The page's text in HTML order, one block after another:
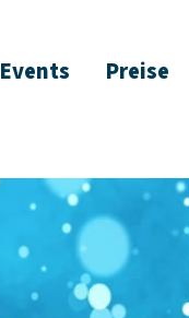
Events (Standort)
Preise